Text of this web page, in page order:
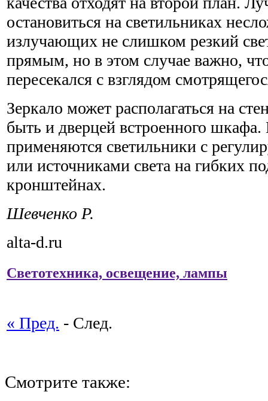
остановиться на светильниках
излучающих не слишком резкий
прямым, но в этом случае важно,
пересекался с взглядом
Зеркало может располагаться на
быть и дверцей встроенного шкафа.
применяются светильники с
или источниками света на гибких
кронштейнах.
Шевченко Р.
alta-d.ru
Светотехника, освещение, лампы
« Пред. - След.
Смотрите также: